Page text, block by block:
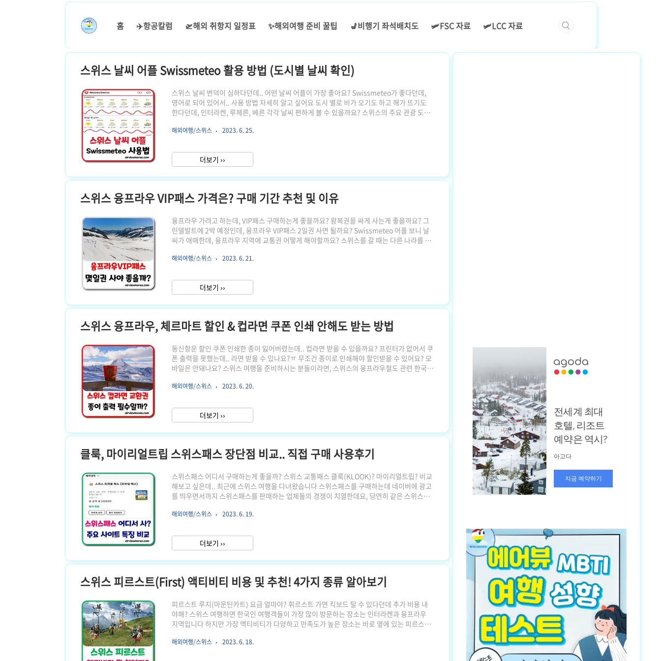
홈 ✈️항공칼럼 🛫해외 취항지 일정표 ✨해외여행 준비 꿀팁 💺비행기 좌석배치도 🛩️FSC 자료 🛩️LCC 자료
스위스 날씨 어플 Swissmeteo 활용 방법 (도시별 날씨 확인)
스위스 날씨 변덕이 심하다던데.. 어떤 날씨 어플이 가장 좋아요? Swissmeteo가 좋다던데,
영어로 되어 있어서.. 사용 방법 자세히 알고 싶어요 도시 별로 비가 오기도 하고 해가 뜨기도
한다던데, 인터라켄, 루체른, 베른 각각 날씨 편하게 볼 수 있을까요? 스위스의 주요 관광 도시
2000m, 3000m가 넘는 곳도 많습니다 그래서 같은 날이라고 해도 해가 뜨거나 안개가 자욱하
정 구간 티켓을 구매하는 것보다, 스위스패스나 융프라우VIP패스를 구매해서 날씨에 따라 유
동적으로 도시를 이동하는게 훨씬 스위스 여행의 만..
해외여행/스위스 2023. 6. 25.
더보기 ››
스위스 융프라우 VIP패스 가격은? 구매 기간 추천 및 이유
융프라우 가려고 하는데, VIP패스 구매하는게 좋을까요? 왕복권을 싸게 사는게 좋을까요? 그
린델발트에 2박 예정인데, 융프라우 VIP패스 2일권 사면 될까요? Swissmeteo 어플 보니 날
씨가 애매한데, 융프라우 지역에 교통권 어떻게 해야할까요? 스위스를 갈 때는 다른 나라를 갈
간 동안 무제한으로 사용할 수 있는 교통권이 많이 발달해서 그렇습니다 융프라우, 체르마트
스위스 여행을 계획하는 분들은 많은 고민이 될 수 있습니다 그린델발트, 융프라우 지역에 머
물 시간이 여유로운 분들은 크게 고민없이 VIP패스를 구매하시..
해외여행/스위스 2023. 6. 21.
더보기 ››
스위스 융프라우, 체르마트 할인 & 컵라면 쿠폰 인쇄 안해도 받는 방법
동신항운 할인 쿠폰 인쇄한 종이 잃어버렸는데.. 컵라면 받을 수 있을까요? 프린터가 없어서 쿠
폰 출력을 못했는데.. 라면 받을 수 있나요?ㅠ 무조건 종이로 인쇄해야 할인받을 수 있어요? 모
바일은 안돼나요? 스위스 여행을 준비하시는 분들이라면, 스위스의 융프라우철도 관련 한국
있는 교환권을 받을 수 있다는 걸 알고 계실텐데요 이 쿠폰은 정말 무조건 인쇄해서 가져가야만
쿠폰도 받지 못할까요? 융프라우 컵라면 쿠폰, 모바일 제시 가능 2023년 6월 기준, 실제로 테
스트해본 결과 그냥 핸드폰에 저장된 이미지만 보여줘도 할인 적용..
해외여행/스위스 2023. 6. 20.
더보기 ››
클룩, 마이리얼트립 스위스패스 장단점 비교.. 직접 구매 사용후기
스위스패스 어디서 구매하는게 좋을까? 스위스 교통패스 클룩(KLOOK)? 마이리얼트립? 비교
해보고 싶은데.. 최근에 스위스 여행을 다녀왔습니다 스위스패스를 구매하는데 네이버에 광고
를 띄우면서까지 스위스패스를 판매하는 업체들의 경쟁이 치열한데요, 당연히 같은 스위스패
클룩과 마이리얼트립 2개 사이트를 비교해보겠습니다 저는 2023년 6월에 클룩과 마이리얼트
인 후기이니 참고하시기 바랍니다 1. 스위스패스 가격 차이 제가 2023년 6월에 구매한 스위스
패스는 연속권 성인 2등석 3일권 기준 약 33만원으로 가격 차이는 크게 없었습니다 ..
해외여행/스위스 2023. 6. 19.
더보기 ››
스위스 피르스트(First) 액티비티 비용 및 추천! 4가지 종류 알아보기
피르스트 루지(마운틴카트) 요금 얼마야? 휘르스트 가면 킥보드 탈 수 있다던데 추가 비용 내
야해? 스위스 여행하면 한국인 여행객들이 가장 많이 방문하는 장소는 인터라켄과 융프라우
지역입니다 하지만 가장 액티비티가 다양하고 만족도가 높은 장소는 바로 옆에 있는 피르스트
곤돌라를 타고 이동하면서 원하는 것만 액티비티 시작 전 매표소에서 티켓을 구매해서 이용할
해외여행/스위스 2023. 6. 18.